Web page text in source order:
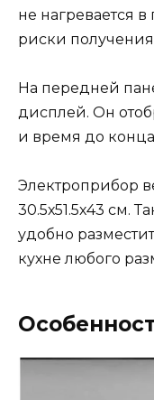
не нагревается
риски
На передней
дисплей. Он
и время до конца
Электроприбор
30.5х51.5х43 см.
удобно
кухне любого